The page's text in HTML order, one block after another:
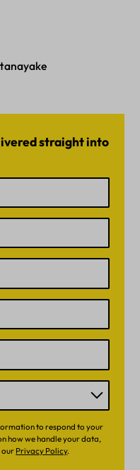
straight into
to respond to your
how we handle your data,
our Privacy Policy.